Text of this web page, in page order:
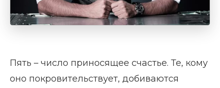
Пять – число приносящее счастье. Те, кому
оно покровительствует, добиваются